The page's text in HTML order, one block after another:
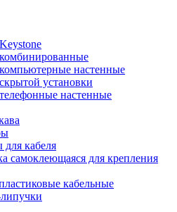
настенные
установки
настенные
кабеля
самоклеющаяся для крепления
кабельные